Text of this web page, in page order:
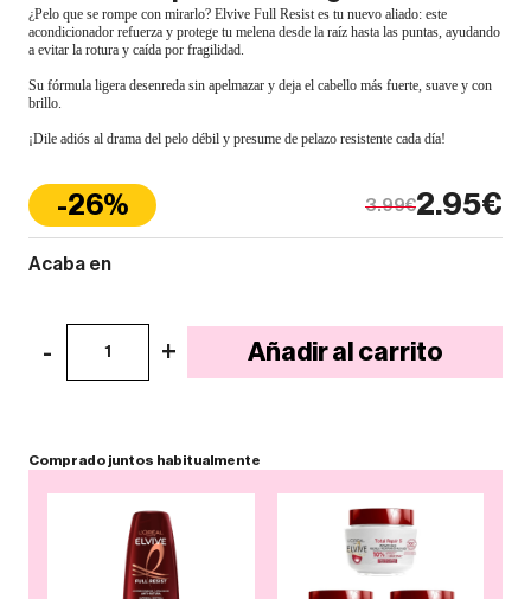
¿Pelo que se rompe con mirarlo? Elvive Full Resist es tu nuevo aliado: este
acondicionador refuerza y protege tu melena desde la raíz hasta las puntas, ayudando
a evitar la rotura y caída por fragilidad.
Su fórmula ligera desenreda sin apelmazar y deja el cabello más fuerte, suave y con
brillo.
¡Dile adiós al drama del pelo débil y presume de pelazo resistente cada día!
2.95€
-26% 3.99€
Acaba en
- 1 + Añadir al carrito
Comprado juntos habitualmente